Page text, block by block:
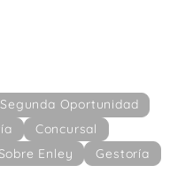
Segunda Oportunidad
Concursal
Enley
Gestoría